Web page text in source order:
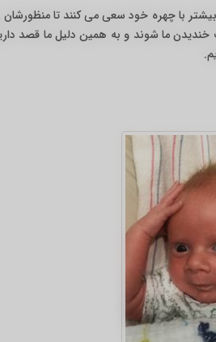
با چهره خود سعی می کنند تا منظورشان
خندیدن ما شوند و به همین دلیل ما قصد